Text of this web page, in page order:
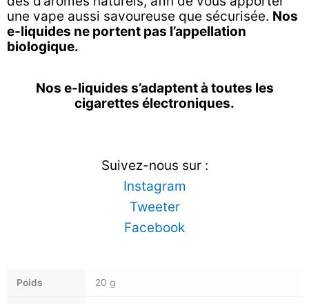
une vape aussi savoureuse que sécurisée. Nos
e-liquides ne portent pas l’appellation
biologique.
Nos e-liquides s’adaptent à toutes les
cigarettes électroniques.
Suivez-nous sur :
Instagram
Tweeter
Facebook
Poids 20 g